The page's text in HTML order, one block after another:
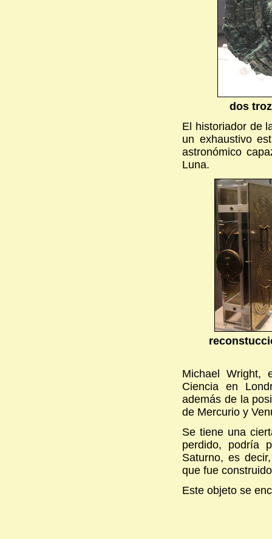
dos
El historiador de
un exhaustivo
astronómico
Luna.
Michael Wright,
Ciencia en
además de la
de Mercurio y
Se tiene una
perdido, podría
Saturno, es
que fue
Este objeto se